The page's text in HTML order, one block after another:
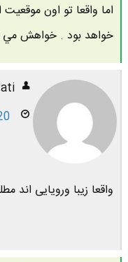
اما واقعا تو اون
خواهد بود . خواهش مي
20
واقعا زیبا ورویایی اند